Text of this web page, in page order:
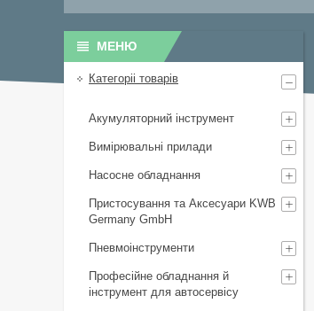
Категоріі товарів
Акумуляторний інструмент
Вимірювальні прилади
Насосне обладнання
Пристосування та Аксесуари KWB
Germany GmbH
Пневмоінструменти
Професійне обладнання й
інструмент для автосервісу